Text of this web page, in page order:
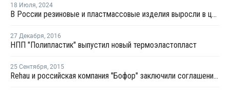
18 Июля, 2024
В России резиновые и пластмассовые изделия выросли в цене на 8,3%
27 Декабря, 2016
НПП "Полипластик" выпустил новый термоэластопласт
25 Сентября, 2015
Rehau и российская компания "Бофор" заключили соглашение о сотрудничестве